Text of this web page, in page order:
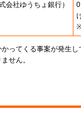
式会社ゆうちょ銀行）
ってくる事案が発生し
せん。